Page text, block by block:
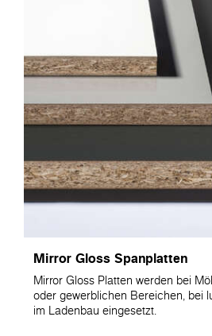
Mirror Gloss Spanplatten
Mirror Gloss Platten werden bei
oder gewerblichen Bereichen, bei
im Ladenbau eingesetzt.